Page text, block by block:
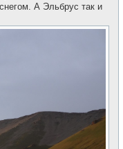
А Эльбрус так и